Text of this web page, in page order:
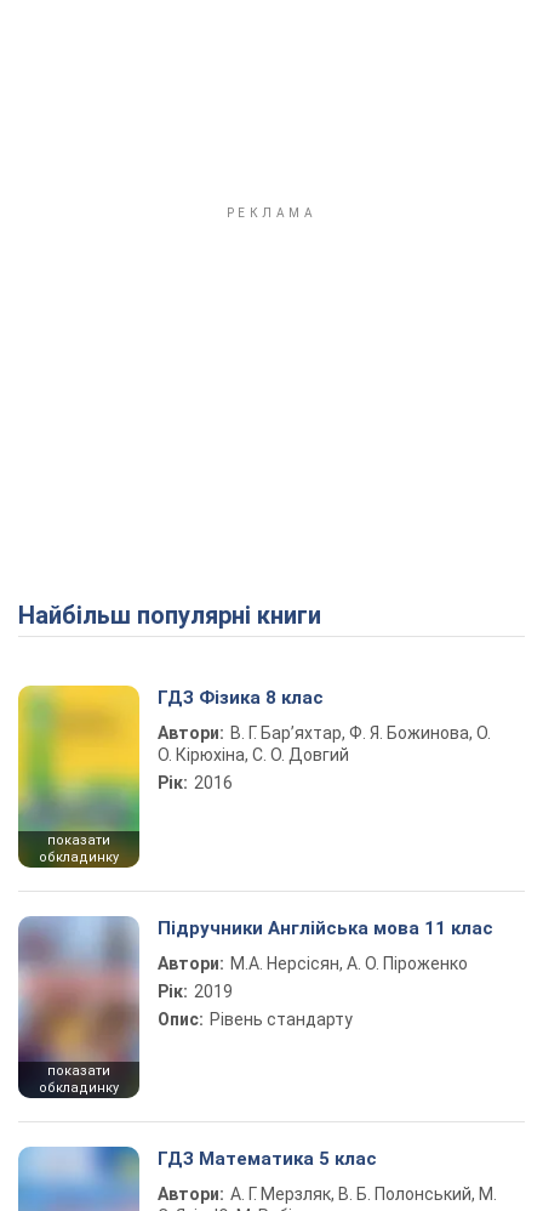
Найбільш популярні книги
показати
обкладинку
ГДЗ Фізика 8 клас
Автори: В. Г. Бар’яхтар, Ф. Я. Божинова, О.
О. Кірюхіна, С. О. Довгий
Рік: 2016
показати
обкладинку
Підручники Англійська мова 11 клас
Автори: М.А. Нерсісян, А. О. Піроженко
Рік: 2019
Опис: Рівень стандарту
ГДЗ Математика 5 клас
Автори: А. Г. Мерзляк, В. Б. Полонський, М.